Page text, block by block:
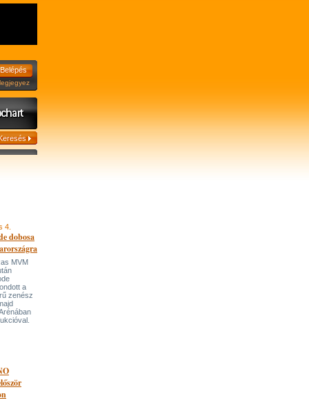
4.
dobosa
MVM
a
zenész